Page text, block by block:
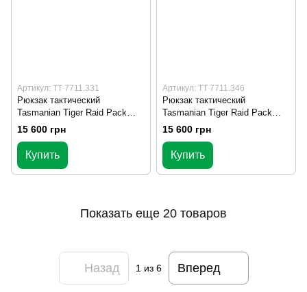
Артикул: TT 7711.331
Рюкзак тактический
Tasmanian Tiger Raid Pack
MK2I (52 л) Olive (TT
7711.331)
15 600 грн
Купить
Артикул: TT 7711.346
Рюкзак тактический
Tasmanian Tiger Raid Pack
MK2I (52 л) Coyote Brown (TT
7711.346)
15 600 грн
Купить
Показать еще 20 товаров
Назад 1из 6 Вперед